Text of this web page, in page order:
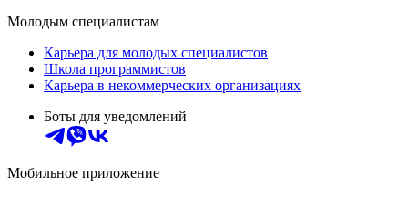
Молодым специалистам
Карьера для молодых специалистов
Школа программистов
Карьера в некоммерческих организациях
Боты для уведомлений
Мобильное приложение